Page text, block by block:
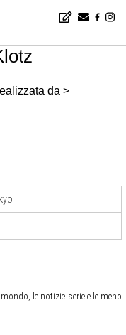
da >
le notizie serie e le meno